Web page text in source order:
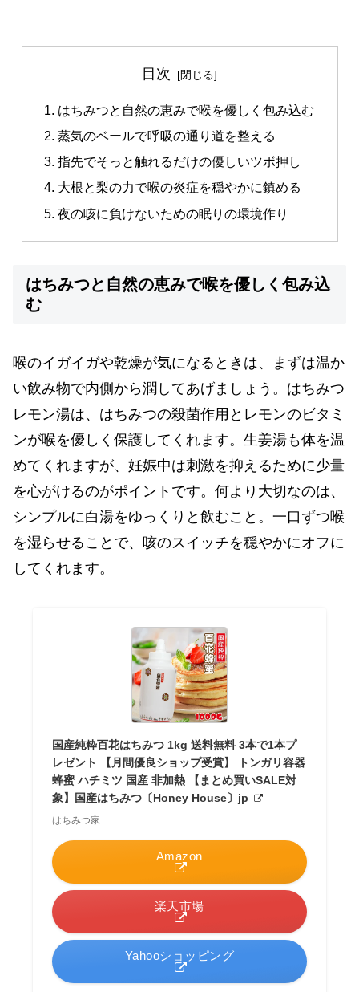
目次
はちみつと自然の恵みで喉を優しく包み込む
蒸気のベールで呼吸の通り道を整える
指先でそっと触れるだけの優しいツボ押し
大根と梨の力で喉の炎症を穏やかに鎮める
夜の咳に負けないための眠りの環境作り
はちみつと自然の恵みで喉を優しく包み込
む
喉のイガイガや乾燥が気になるときは、まずは温か
い飲み物で内側から潤してあげましょう。はちみつ
レモン湯は、はちみつの殺菌作用とレモンのビタミ
ンが喉を優しく保護してくれます。生姜湯も体を温
めてくれますが、妊娠中は刺激を抑えるために少量
を心がけるのがポイントです。何より大切なのは、
シンプルに白湯をゆっくりと飲むこと。一口ずつ喉
を湿らせることで、咳のスイッチを穏やかにオフに
してくれます。
国産純粋百花はちみつ 1kg 送料無料 3本で1本プ
レゼント 【月間優良ショップ受賞】 トンガリ容器
蜂蜜 ハチミツ 国産 非加熱 【まとめ買いSALE対
象】国産はちみつ〔Honey House〕jp
はちみつ家
Amazon
楽天市場
Yahooショッピング